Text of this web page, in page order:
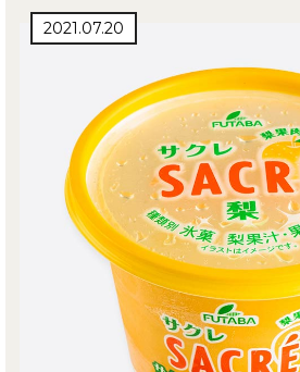
2021.07.20